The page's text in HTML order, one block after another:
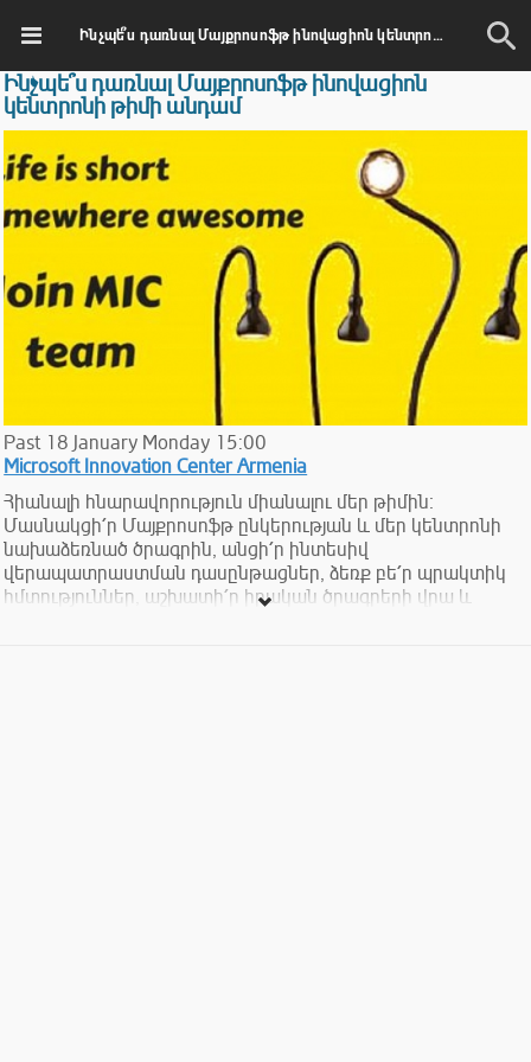
Ինչպե՞ս դառնալ Մայքրոսոֆթ ինովացիոն կենտրոնի թիմի անդամ
Ինչպե՞ս դառնալ Մայքրոսոֆթ ինովացիոն
կենտրոնի թիմի անդամ
Past 18 January Monday 15:00
Microsoft Innovation Center Armenia
Հիանալի հնարավորություն միանալու մեր թիմին։
Մասնակցի՛ր Մայքրոսոֆթ ընկերության և մեր կենտրոնի
նախաձեռնած ծրագրին, անցի՛ր ինտեսիվ
վերապատրաստման դասընթացներ, ձեռք բե՛ր պրակտիկ
հմտություններ, աշխատի՛ր իրական ծրագրերի վրա և